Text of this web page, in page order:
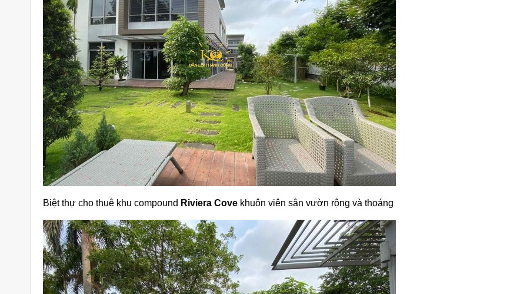
Biệt thự cho thuê khu compound Riviera Cove khuôn viên sân vườn rộng và thoáng